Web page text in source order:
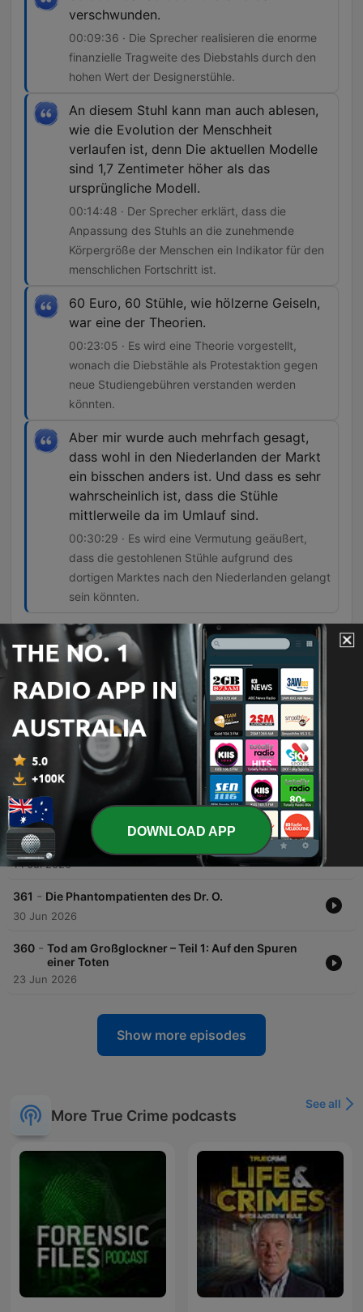
verschwunden.
00:09:36 · Die Sprecher realisieren die enorme
finanzielle Tragweite des Diebstahls durch den
hohen Wert der Designerstühle.
An diesem Stuhl kann man auch ablesen,
wie die Evolution der Menschheit
verlaufen ist, denn Die aktuellen Modelle
sind 1,7 Zentimeter höher als das
ursprüngliche Modell.
00:14:48 · Der Sprecher erklärt, dass die
Anpassung des Stuhls an die zunehmende
Körpergröße der Menschen ein Indikator für den
menschlichen Fortschritt ist.
60 Euro, 60 Stühle, wie hölzerne Geiseln,
war eine der Theorien.
00:23:05 · Es wird eine Theorie vorgestellt,
wonach die Diebstähle als Protestaktion gegen
neue Studiengebühren verstanden werden
könnten.
Aber mir wurde auch mehrfach gesagt,
dass wohl in den Niederlanden der Markt
ein bisschen anders ist. Und dass es sehr
wahrscheinlich ist, dass die Stühle
mittlerweile da im Umlauf sind.
00:30:29 · Es wird eine Vermutung geäußert,
dass die gestohlenen Stühle aufgrund des
dortigen Marktes nach den Niederlanden gelangt
sein könnten.
Episodes
364 - Tat ohne Täter (1/2): Die verschwundenen Stühle
In dieser Episode geht es um den Diebstahl von 60 wertvollen Designerstühlen des Modells 'Ray 22' aus der Mensa der Universität Lübeck, deren Gesamtwert auf über 30.000 Euro geschätzt wird. Neben der Geschichte hinter dem Design von Bruno Ratten werden die Ermittlungen sowie eine Serie ähnlicher Diebstähle an deutschen Universitäten beleuchtet. Die Suche nach den Stühlen führt über Kleinanzeigen bis hin zum Verdacht auf einen Handel in den Niederlanden. Zudem wird ein Zeuge aus Oldenburg thematisiert, der eine mutmaßliche Tat beobachtete, sowie die humorvollen Reaktionen der Internetgemeinde auf diesen außergewöhnlichen Kriminalfall.
28 Jul 2026
363 - Tat ohne Täter (2/2): Als das Eis zur Gefahr
wurde
In diesem Gespräch erörtert die Journalistin Amrei Cohen den Rechtsstreit des peruanischen Bauern Saúl Luciano Luia gegen den deutschen Energiekonzern RWE, bei dem versucht wurde, ein Unternehmen für die Folgen der Gletscherschmelze in den Anden haftbar zu machen. Der Fall beleuchtet die juristischen Herausforderungen durch die Anwendung klassischer Gesetze auf globale Klimafolgen sowie die sozialen Auswirkungen auf die Heimat des Klägers. Darüber hinaus wird das Ende des Rechtsstreits und dessen Einordnung in eine globale Bewegung von Klimaklagen thematisiert. Die Diskussion umfasst zudem den zunehmenden politischen Backlash gegen Klimathemen, insbesondere in der US-amerikanischen Politik unter dem Einfluss von Akteuren wie Elon Musk, und schließt mit einem Rückblick auf die journalistische Arbeit von Amrei Cohen.
28 Jul 2026
362 - Die Leiche im Gartenteich
14 Jul 2026
361 - Die Phantompatienten des Dr. O.
30 Jun 2026
360 - Tod am Großglockner – Teil 1: Auf den Spuren
einer Toten
23 Jun 2026
Show more episodes
More True Crime podcasts
See all
DOWNLOAD APP